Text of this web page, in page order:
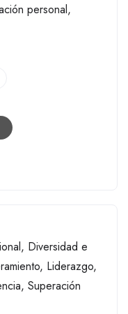
personal,
, Diversidad e
, Liderazgo,
, Superación